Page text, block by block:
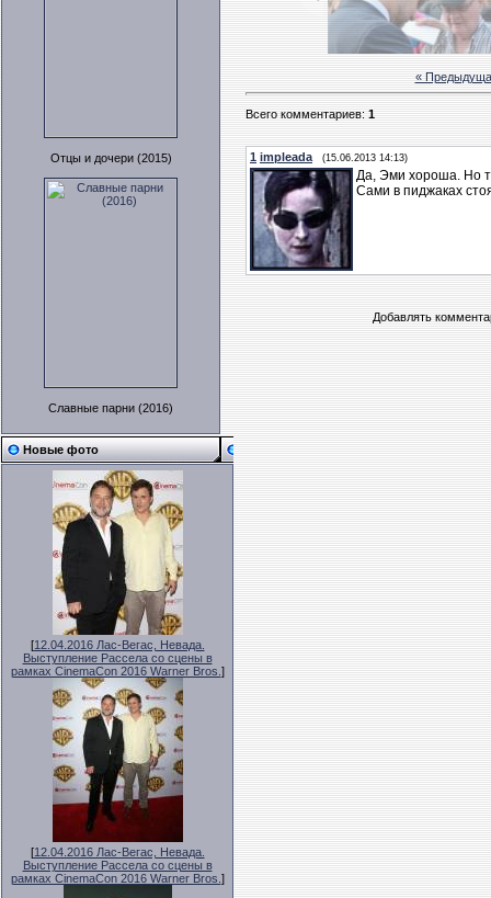
Отцы и дочери (2015)
Славные парни (2016)
Новые фото
[12.04.2016 Лас-Вегас, Невада.
Выступление Рассела со сцены в
рамках CinemaCon 2016 Warner Bros. ]
[12.04.2016 Лас-Вегас, Невада.
Выступление Рассела со сцены в
рамках CinemaCon 2016 Warner Bros. ]
«
Всего комментариев:1
1 impleada (15.06.2013 14:13)
Да, Эми хороша. Но
Сами в пиджаках
Добавлять